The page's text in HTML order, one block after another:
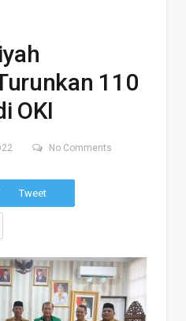
110
OKI
No Comments
Tweet